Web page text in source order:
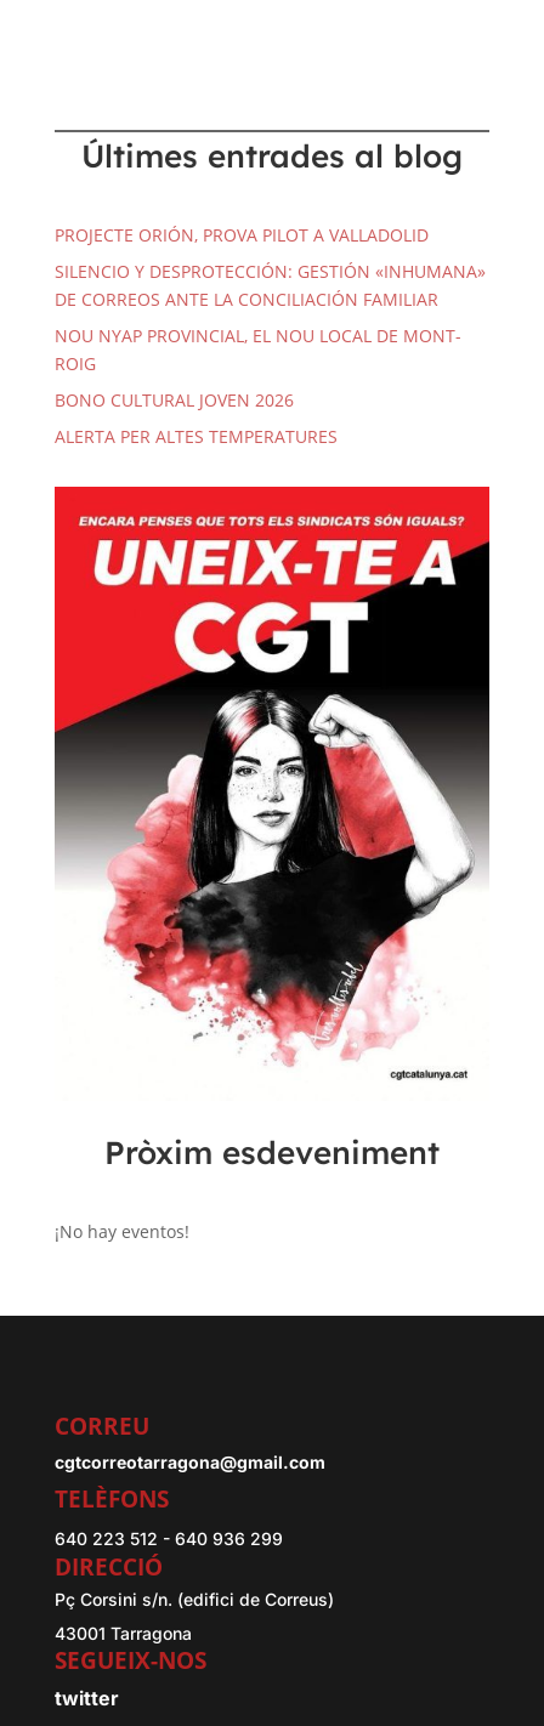
Últimes entrades al blog
PROJECTE ORIÓN, PROVA PILOT A VALLADOLID
SILENCIO Y DESPROTECCIÓN: GESTIÓN «INHUMANA»
DE CORREOS ANTE LA CONCILIACIÓN FAMILIAR
NOU NYAP PROVINCIAL, EL NOU LOCAL DE MONT-
ROIG
BONO CULTURAL JOVEN 2026
ALERTA PER ALTES TEMPERATURES
Pròxim esdeveniment
¡No hay eventos!
CORREU
cgtcorreotarragona@gmail.com
TELÈFONS
640 223 512 - 640 936 299
DIRECCIÓ
Pç Corsini s/n. (edifici de Correus)
43001 Tarragona
SEGUEIX-NOS
twitter